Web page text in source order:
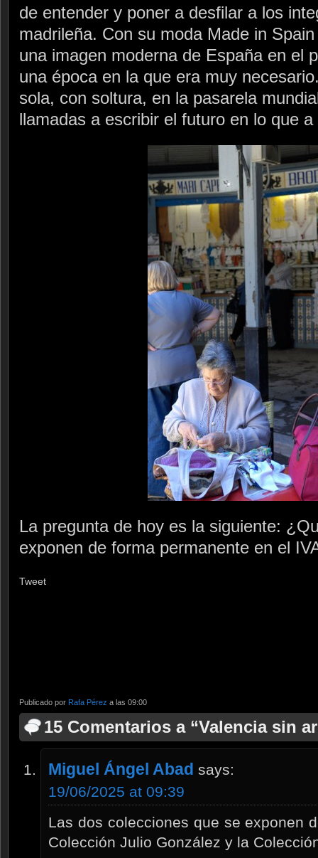
de entender y poner a desfilar a los
madrileña. Con su moda Made in
una imagen moderna de España en el
una época en la que era muy
sola, con soltura, en la pasarela
llamadas a escribir el futuro en lo que
La pregunta de hoy es la siguiente:
exponen de forma permanente en el
Tweet
Publicado por Rafa Pérez a las 09:00
15 Comentarios a “Valencia sin
Miguel Ángel Abad says:
19/06/2025 at 09:39
Las dos colecciones que se exponen
Colección Julio González y la